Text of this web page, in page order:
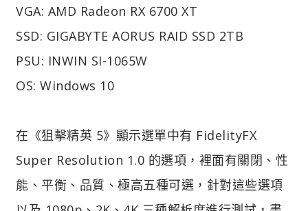
VGA: AMD Radeon RX 6700 XT
SSD: GIGABYTE AORUS RAID SSD 2TB
PSU: INWIN SI-1065W
OS: Windows 10
在《狙擊精英 5》顯示選單中有 FidelityFX
Super Resolution 1.0 的選項，裡面有關閉、性
能、平衡、品質、極高五種可選，針對這些選項